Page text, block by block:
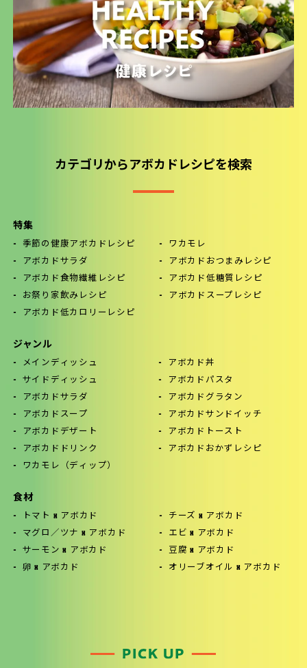
カテゴリからアボカドレシピを検索
特集
季節の健康アボカドレシピ ワカモレ
アボカドサラダ アボカドおつまみレシピ
アボカド食物繊維レシピ アボカド低糖質レシピ
お祭り家飲みレシピ アボカドスープレシピ
アボカド低カロリーレシピ
ジャンル
メインディッシュ
サイドディッシュ
アボカドサラダ
アボカドスープ
アボカドデザート
アボカドドリンク
ワカモレ（ディップ）
アボカド丼
アボカドパスタ
アボカドグラタン
アボカドサンドイッチ
アボカドトースト
アボカドおかずレシピ
食材
トマト x アボカド チーズ x アボカド
マグロ／ツナ x アボカド エビ x アボカド
サーモン x アボカド 豆腐 x アボカド
卵 x アボカド オリーブオイル x アボカド